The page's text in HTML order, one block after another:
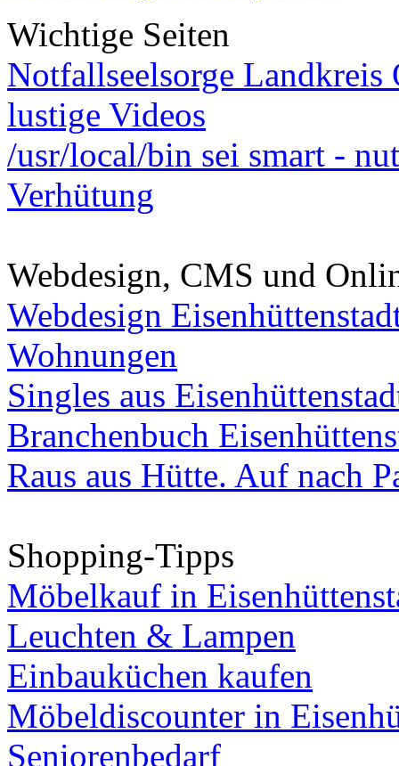
Wichtige Seiten
Notfallseelsorge Landkreis
lustige Videos
/usr/local/bin sei smart -
Verhütung
Webdesign, CMS und
Webdesign
Wohnungen
Singles aus
Branchenbuch
Raus aus Hütte. Auf nach
Shopping-Tipps
Möbelkauf in
Leuchten & Lampen
Einbauküchen kaufen
Möbeldiscounter in
Seniorenbedarf